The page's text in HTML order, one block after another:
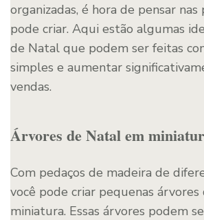
organizadas, é hora de pensar nas
pode criar. Aqui estão algumas
de Natal que podem ser feitas
simples e aumentar
vendas.
Árvores de Natal em
Com pedaços de madeira de
você pode criar pequenas
miniatura. Essas árvores podem